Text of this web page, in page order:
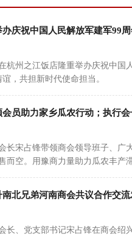
庆祝中国人民解放军建军99
杭州之江饭店隆重举办庆祝中
，共担新时代使命担当。
员助力家乡瓜农行动；执行
长宋占锋带领商会领导班子、
而空。用豫商力量助力瓜农丰产
北兄弟河南商会共议合作交流
长、党支部书记宋占锋在商会